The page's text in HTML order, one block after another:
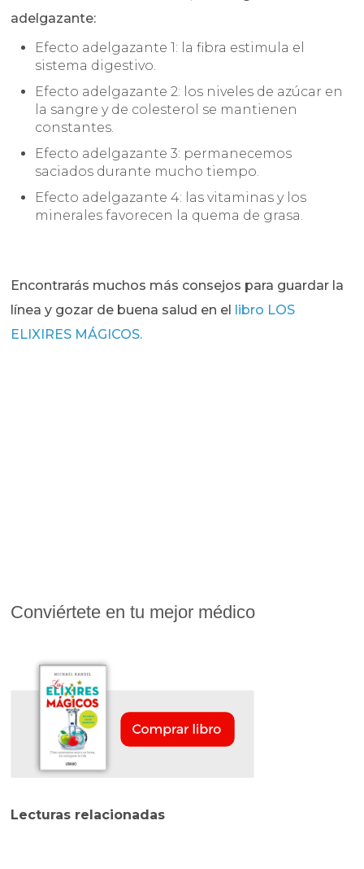
adelgazante:
Efecto adelgazante 1: la fibra estimula el
sistema digestivo.
Efecto adelgazante 2: los niveles de azúcar en
la sangre y de colesterol se mantienen
constantes.
Efecto adelgazante 3: permanecemos
saciados durante mucho tiempo.
Efecto adelgazante 4: las vitaminas y los
minerales favorecen la quema de grasa.
Encontrarás muchos más consejos para guardar la
línea y gozar de buena salud en el
libro LOS
ELIXIRES MÁGICOS.
Conviértete en tu mejor médico
Lecturas relacionadas